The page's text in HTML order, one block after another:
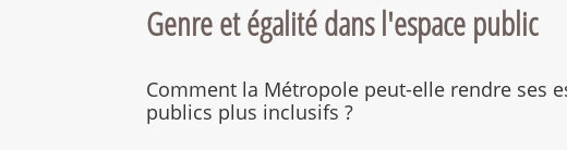
Genre et égalité dans l'espace public
Comment la Métropole peut-elle rendre ses
publics plus inclusifs ?